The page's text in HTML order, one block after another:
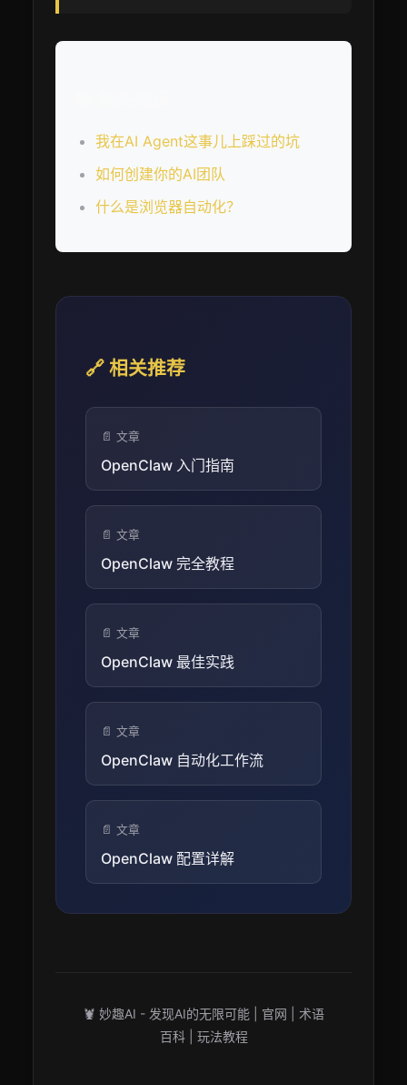
我在AI Agent这事儿上踩过的坑
如何创建你的AI团队
什么是浏览器自动化？
🔗 相关推荐
📄 文章
OpenClaw 入门指南
📄 文章
OpenClaw 完全教程
📄 文章
OpenClaw 最佳实践
📄 文章
OpenClaw 自动化工作流
📄 文章
OpenClaw 配置详解
🦞 妙趣AI - 发现AI的无限可能 | 官网
术语
百科| 玩法教程